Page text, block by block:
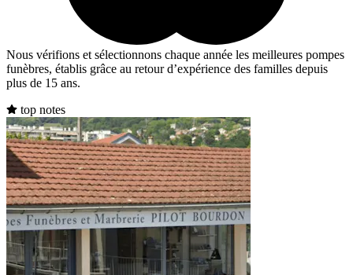
Nous vérifions et sélectionnons chaque année les meilleures pompes
funèbres, établis grâce au retour d’expérience des familles depuis
plus de 15 ans.
top notes